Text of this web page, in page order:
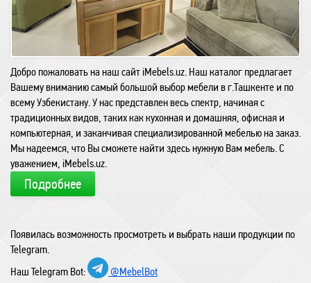
Добро пожаловать на наш сайт iMebels.uz. Наш каталог предлагает
Вашему вниманию самый большой выбор мебели в г.Ташкенте и по
всему Узбекистану. У нас представлен весь спектр, начиная с
традиционных видов, таких как кухонная и домашняя, офисная и
компьютерная, и заканчивая специализированной мебелью на заказ.
Мы надеемся, что Вы сможете найти здесь нужную Вам мебель. С
уважением, iMebels.uz.
Подробнее
Появилась возможность просмотреть и выбрать наши продукции по
Telegram.
Наш Telegram Bot:
@MebelBot